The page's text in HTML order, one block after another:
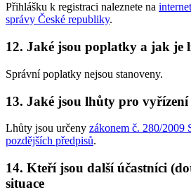
Přihlášku k registraci naleznete na
správy České republiky.
12. Jaké jsou poplatky a jak je
Správní poplatky nejsou stanoveny.
13. Jaké jsou lhůty pro vyřízení
Lhůty jsou určeny zákonem č. 280/2009
pozdějších předpisů.
14. Kteří jsou další účastníci
situace